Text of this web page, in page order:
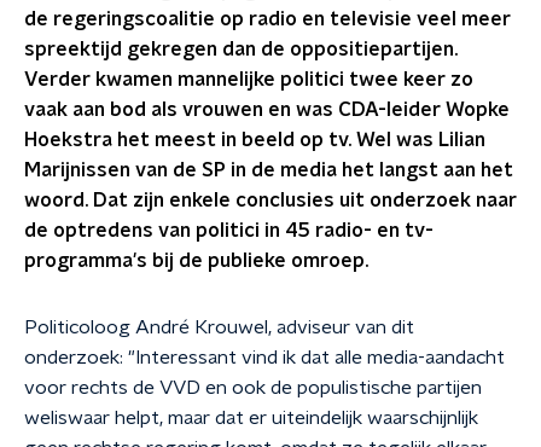
de regeringscoalitie op radio en televisie veel meer
spreektijd gekregen dan de oppositiepartijen.
Verder kwamen mannelijke politici twee keer zo
vaak aan bod als vrouwen en was CDA-leider Wopke
Hoekstra het meest in beeld op tv. Wel was Lilian
Marijnissen van de SP in de media het langst aan het
woord. Dat zijn enkele conclusies uit onderzoek naar
de optredens van politici in 45 radio- en tv-
programma's bij de publieke omroep.
Politicoloog André Krouwel, adviseur van dit
onderzoek: "Interessant vind ik dat alle media-aandacht
voor rechts de VVD en ook de populistische partijen
weliswaar helpt, maar dat er uiteindelijk waarschijnlijk